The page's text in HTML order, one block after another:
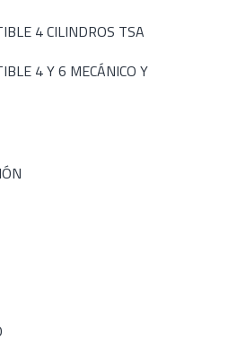
4 CILINDROS TSA
4 Y 6 MECÁNICO Y